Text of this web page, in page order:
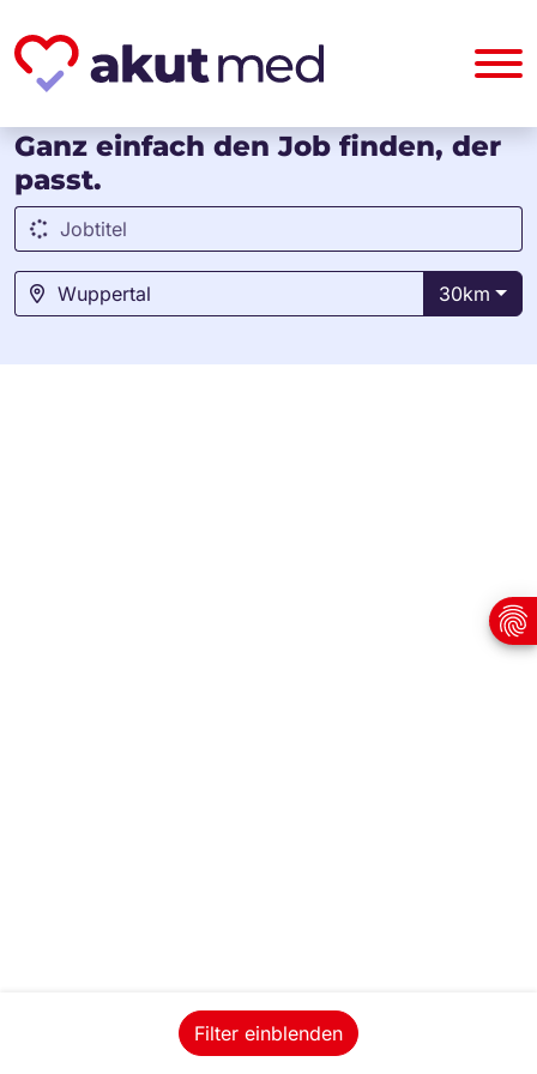
Jobs entdecken!
Ganz einfach den Job finden, der
passt.
30km
Filter einblenden
Impressum Datenschutz